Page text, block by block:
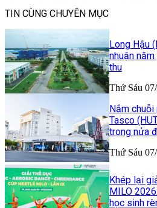
TIN CÙNG CHUYÊN MỤC
Long Hậu
nhuận
thu
Thứ Sáu
Nắm chuỗi
Tasco
trong nửa
Thứ Sáu
Khép lại
MILO
học sinh